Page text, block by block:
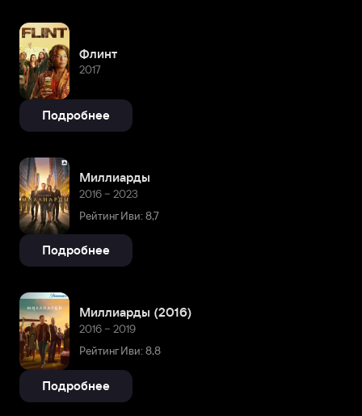
Флинт
2017
Подробнее
Миллиарды
2016 – 2023
Рейтинг Иви: 8,7
Подробнее
Миллиарды (2016)
2016 – 2019
Рейтинг Иви: 8,8
Подробнее